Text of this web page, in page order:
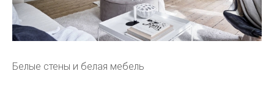
Белые стены и белая мебель